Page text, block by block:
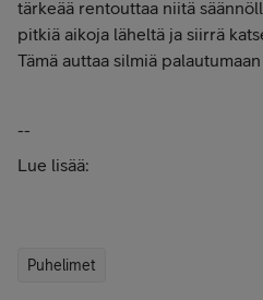
tärkeää rentouttaa niitä
pitkiä aikoja läheltä ja siirrä
Tämä auttaa silmiä
--
Lue lisää:
Puhelimet